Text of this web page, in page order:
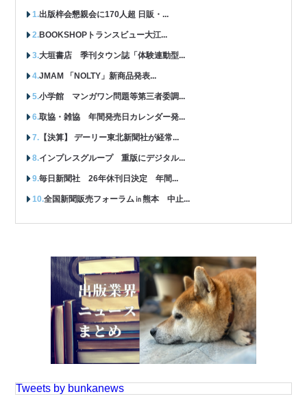
出版梓会懇親会に170人超 日販・...
BOOKSHOPトランスビュー大江...
大垣書店 季刊タウン誌「体験連動型...
JMAM 「NOLTY」新商品発表...
小学館 マンガワン問題等第三者委調...
取協・雑協 年間発売日カレンダー発...
【決算】 デーリー東北新聞社が経常...
インプレスグループ 重版にデジタル...
毎日新聞社 26年休刊日決定 年間...
全国新聞販売フォーラム㏌熊本 中止...
Tweets by bunkanews